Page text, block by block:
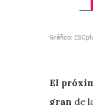
El
gran de